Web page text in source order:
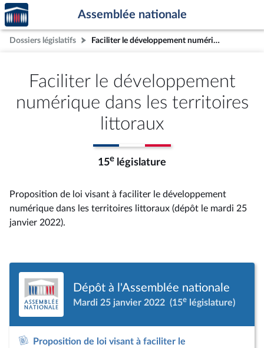
Aller au contenu
Aller en bas de la page
Accèder
à la
page
d'accueil
Assemblée nationale
Dossiers législatifs Faciliter le développement numérique dans les territoires littoraux
Faciliter le développement
numérique dans les territoires
littoraux
15e législature
Proposition de loi visant à faciliter le développement
numérique dans les territoires littoraux (dépôt le mardi 25
janvier 2022).
Dépôt à l'Assemblée nationale
Mardi 25 janvier 2022 (15e législature)
Proposition de loi visant à faciliter le